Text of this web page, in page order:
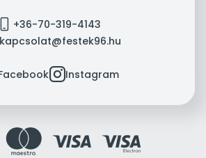
mobile +36-70-319-4143
kapcsolat@festek96.hu
instagramInstagram